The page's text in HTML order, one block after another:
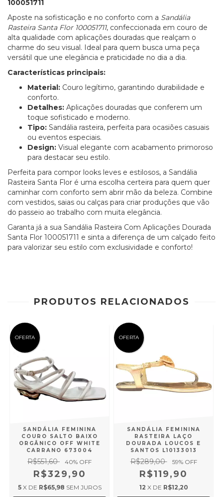
100051711
Aposte na sofisticação e no conforto com a Sandália
Rasteira Santa Flor 100051711, confeccionada em couro de
alta qualidade com aplicações douradas que realçam o
charme do seu visual. Ideal para quem busca uma peça
versátil que une elegância e praticidade no dia a dia.
Características principais:
Material: Couro legítimo, garantindo durabilidade e
conforto.
Detalhes: Aplicações douradas que conferem um
toque sofisticado e moderno.
Tipo: Sandália rasteira, perfeita para ocasiões casuais
ou eventos especiais.
Design: Visual elegante com acabamento primoroso
para destacar seu estilo.
Perfeita para compor looks leves e estilosos, a Sandália
Rasteira Santa Flor é uma escolha certeira para quem quer
caminhar com conforto sem abrir mão da beleza. Combine
com vestidos, saias ou calças para criar produções que vão
do passeio ao trabalho com muita elegância.
Garanta já a sua Sandália Rasteira Com Aplicações Dourada
Santa Flor 100051711 e sinta a diferença de um calçado feito
para valorizar seu estilo com exclusividade e conforto!
PRODUTOS RELACIONADOS
OFERTA
SANDÁLIA FEMININA
COURO SALTO BAIXO
ORGÂNICO OFF WHITE
CARRANO 673004
R$551,60 40% OFF
R$329,90
5 X DE R$65,98 SEM JUROS
OFERTA
SANDÁLIA FEMININA
RASTEIRA LAÇO
DOURADA LOUCOS E
SANTOS L10133013
R$289,00 59% OFF
R$119,90
12 X DE R$12,20